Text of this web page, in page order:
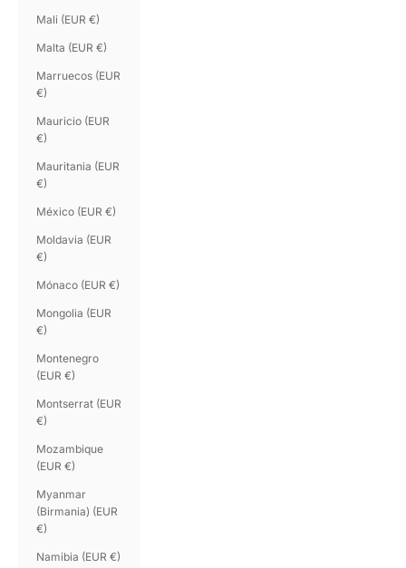
Mali (EUR €)
Malta (EUR €)
Marruecos (EUR
€)
Mauricio (EUR
€)
Mauritania (EUR
€)
México (EUR €)
Moldavia (EUR
€)
Mónaco (EUR €)
Mongolia (EUR
€)
Montenegro
(EUR €)
Montserrat (EUR
€)
Mozambique
(EUR €)
Myanmar
(Birmania) (EUR
€)
Namibia (EUR €)